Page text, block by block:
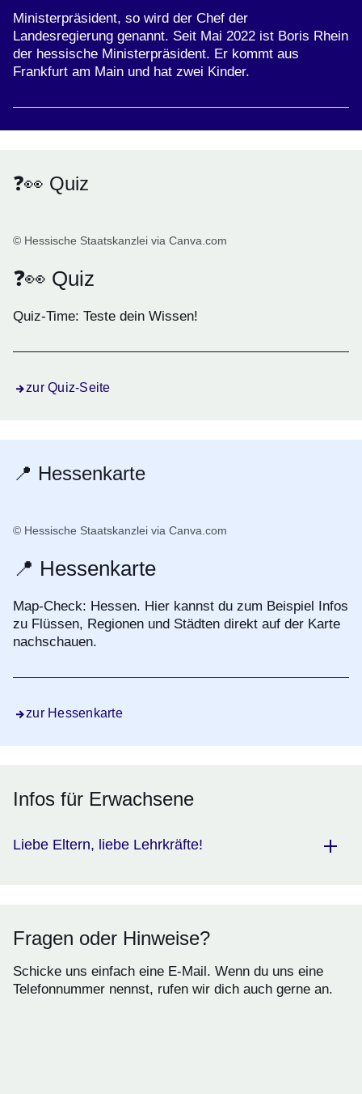
Ministerpräsident, so wird der Chef der
Landesregierung genannt. Seit Mai 2022 ist Boris Rhein
der hessische Ministerpräsident. Er kommt aus
Frankfurt am Main und hat zwei Kinder.
❓👀 Quiz
© Hessische Staatskanzlei via Canva.com
❓👀 Quiz
Quiz-Time: Teste dein Wissen!
zur Quiz-Seite
📍 Hessenkarte
© Hessische Staatskanzlei via Canva.com
📍 Hessenkarte
Map-Check: Hessen. Hier kannst du zum Beispiel Infos
zu Flüssen, Regionen und Städten direkt auf der Karte
nachschauen.
zur Hessenkarte
Infos für Erwachsene
Liebe Eltern, liebe Lehrkräfte!
Fragen oder Hinweise?
Schicke uns einfach eine E-Mail. Wenn du uns eine
Telefonnummer nennst, rufen wir dich auch gerne an.